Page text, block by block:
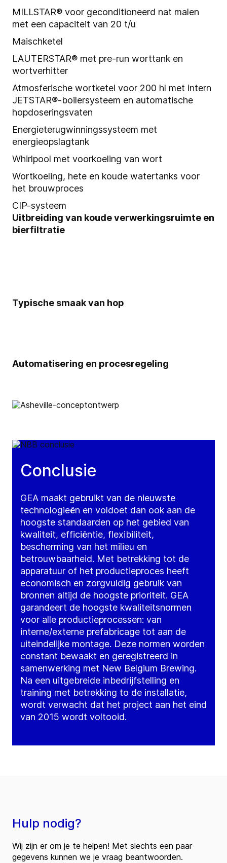
MILLSTAR® voor geconditioneerd nat malen
met een capaciteit van 20 t/u
Maischketel
LAUTERSTAR® met pre-run worttank en
wortverhitter
Atmosferische wortketel voor 200 hl met intern
JETSTAR®-boilersysteem en automatische
hopdoseringsvaten
Energieterugwinningssysteem met
energieopslagtank
Whirlpool met voorkoeling van wort
Wortkoeling, hete en koude watertanks voor
het brouwproces
CIP-systeem
Uitbreiding van koude verwerkingsruimte en
bierfiltratie
Typische smaak van hop
Automatisering en procesregeling
Conclusie
GEA maakt gebruikt van de nieuwste
technologieën en voldoet dan ook aan de
hoogste standaarden op het gebied van
kwaliteit, efficiëntie, flexibiliteit,
bescherming van het milieu en
betrouwbaarheid. Met betrekking tot de
apparatuur of het productieproces heeft
economisch en zorgvuldig gebruik van
bronnen altijd de hoogste prioriteit. GEA
garandeert de hoogste kwaliteitsnormen
voor alle productieprocessen: van
interne/externe prefabricage tot aan de
uiteindelijke montage. Deze normen worden
constant bewaakt en geregistreerd in
samenwerking met New Belgium Brewing.
Na een uitgebreide inbedrijfstelling en
training met betrekking to de installatie,
wordt verwacht dat het project aan het eind
van 2015 wordt voltooid.
Hulp nodig?
Wij zijn er om je te helpen! Met slechts een paar
gegevens kunnen we je vraag beantwoorden.